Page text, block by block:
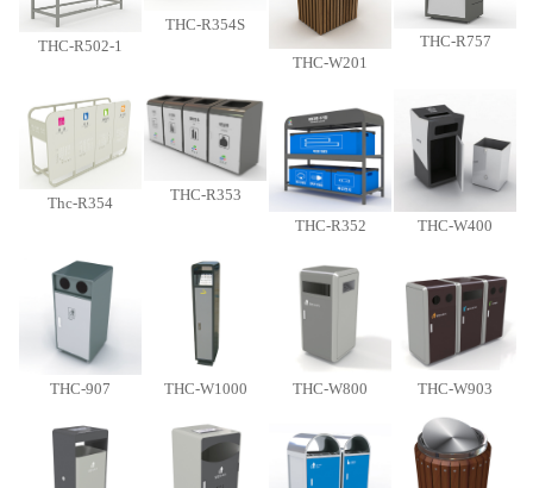
THC-R502-1
THC-R354S
THC-W201
THC-R757
Thc-R354
THC-R353
THC-R352
THC-W400
THC-907 THC-W1000 THC-W800 THC-W903